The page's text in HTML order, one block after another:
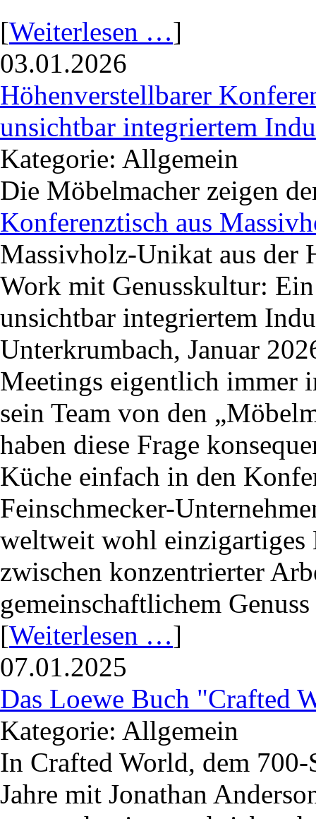
[Weiterlesen …]
03.01.2026
Höhenverstellbarer
unsichtbar integriertem
Kategorie: Allgemein
Die Möbelmacher zeigen
Konferenztisch aus
Massivholz-Unikat aus der
Work mit Genusskultur:
unsichtbar integriertem
Unterkrumbach, Januar
Meetings eigentlich immer
sein Team von den
haben diese Frage
Küche einfach in den
Feinschmecker-
weltweit wohl einzigartiges
zwischen konzentrierter
gemeinschaftlichem
[Weiterlesen …]
07.01.2025
Das Loewe Buch "Crafted
Kategorie: Allgemein
In Crafted World, dem
Jahre mit Jonathan